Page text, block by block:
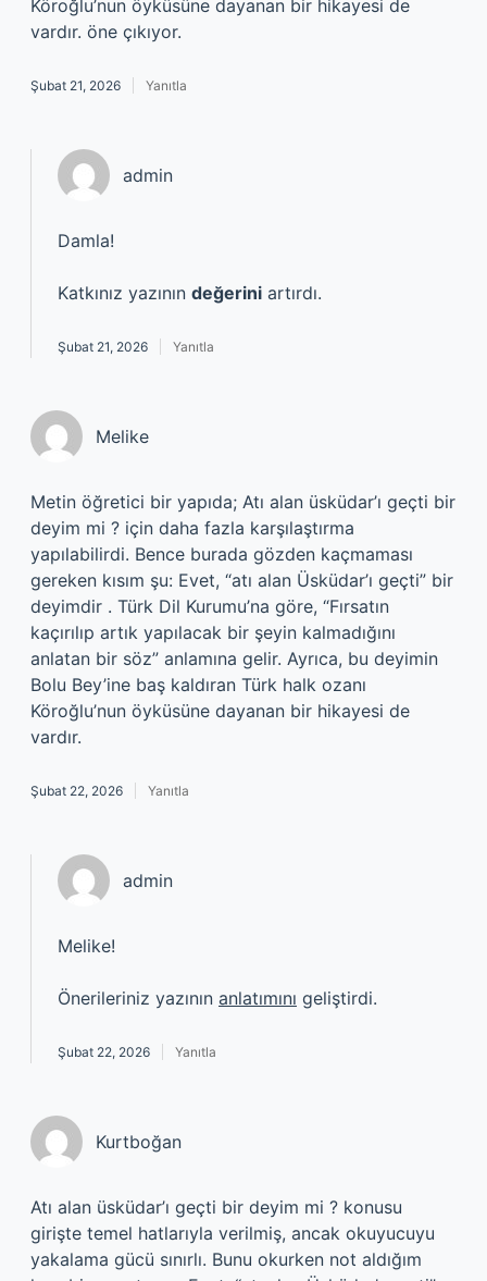
Köroğlu’nun öyküsüne dayanan bir hikayesi de
vardır. öne çıkıyor.
Şubat 21, 2026 Yanıtla
admin
Damla!
Katkınız yazının değerini artırdı.
Şubat 21, 2026 Yanıtla
Melike
Metin öğretici bir yapıda; Atı alan üsküdar’ı geçti bir
deyim mi ? için daha fazla karşılaştırma
yapılabilirdi. Bence burada gözden kaçmaması
gereken kısım şu: Evet, “atı alan Üsküdar’ı geçti” bir
deyimdir . Türk Dil Kurumu’na göre, “Fırsatın
kaçırılıp artık yapılacak bir şeyin kalmadığını
anlatan bir söz” anlamına gelir. Ayrıca, bu deyimin
Bolu Bey’ine baş kaldıran Türk halk ozanı
Köroğlu’nun öyküsüne dayanan bir hikayesi de
vardır.
Şubat 22, 2026 Yanıtla
admin
Melike!
Önerileriniz yazının anlatımını geliştirdi.
Şubat 22, 2026 Yanıtla
Kurtboğan
Atı alan üsküdar’ı geçti bir deyim mi ? konusu
girişte temel hatlarıyla verilmiş, ancak okuyucuyu
yakalama gücü sınırlı. Bunu okurken not aldığım